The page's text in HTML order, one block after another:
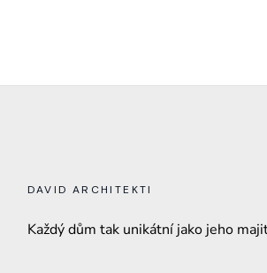
DAVID ARCHITEKTI
Každý dům tak unikátní jako jeho